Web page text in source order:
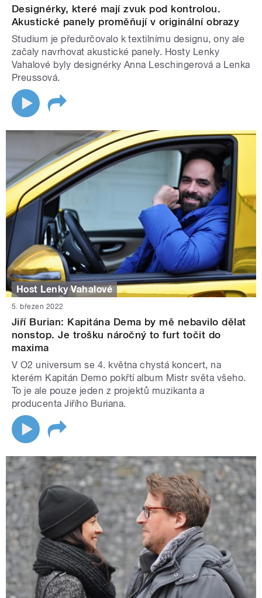
Designérky, které mají zvuk pod kontrolou.
Akustické panely proměňují v originální obrazy
Studium je předurčovalo k textilnímu designu, ony ale
začaly navrhovat akustické panely. Hosty Lenky
Vahalové byly designérky Anna Leschingerová a Lenka
Preussová.
Host Lenky Vahalové
5. březen 2022
Jiří Burian: Kapitána Dema by mě nebavilo dělat
nonstop. Je trošku náročný to furt točit do
maxima
V O2 universum se 4. května chystá koncert, na
kterém Kapitán Demo pokřtí album Mistr světa všeho.
To je ale pouze jeden z projektů muzikanta a
producenta Jiřího Buriana.